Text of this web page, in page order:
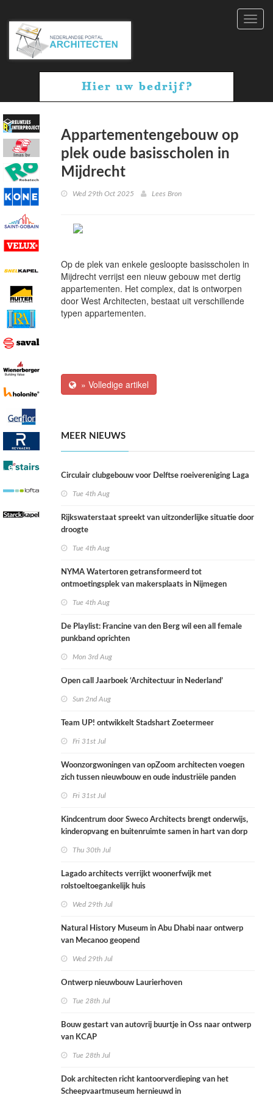
Appartementengebouw op
plek oude basisscholen in
Mijdrecht
Wed 29th Oct 2025 Lees Bron
Op de plek van enkele gesloopte basisscholen in
Mijdrecht verrijst een nieuw gebouw met dertig
appartementen. Het complex, dat is ontworpen
door West Architecten, bestaat uit verschillende
typen appartementen.
» Volledige artikel
MEER NIEUWS
Circulair clubgebouw voor Delftse roeivereniging Laga
Tue 4th Aug
Rijkswaterstaat spreekt van uitzonderlijke situatie door
droogte
Tue 4th Aug
NYMA Watertoren getransformeerd tot
ontmoetingsplek van makersplaats in Nijmegen
Tue 4th Aug
De Playlist: Francine van den Berg wil een all female
punkband oprichten
Mon 3rd Aug
Open call Jaarboek ‘Architectuur in Nederland’
Sun 2nd Aug
Team UP! ontwikkelt Stadshart Zoetermeer
Fri 31st Jul
Woonzorgwoningen van opZoom architecten voegen
zich tussen nieuwbouw en oude industriële panden
Fri 31st Jul
Kindcentrum door Sweco Architects brengt onderwijs,
kinderopvang en buitenruimte samen in hart van dorp
Thu 30th Jul
Lagado architects verrijkt woonerfwijk met
rolstoeltoegankelijk huis
Wed 29th Jul
Natural History Museum in Abu Dhabi naar ontwerp
van Mecanoo geopend
Wed 29th Jul
Ontwerp nieuwbouw Laurierhoven
Tue 28th Jul
Bouw gestart van autovrij buurtje in Oss naar ontwerp
van KCAP
Tue 28th Jul
Dok architecten richt kantoorverdieping van het
Scheepvaartmuseum hernieuwd in